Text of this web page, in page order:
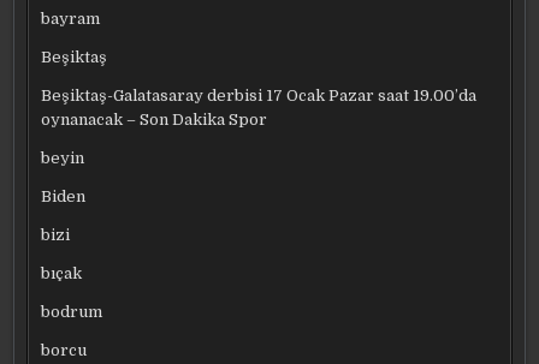
bayram
Beşiktaş
Beşiktaş-Galatasaray derbisi 17 Ocak Pazar saat 19.00’da
oynanacak – Son Dakika Spor
beyin
Biden
bizi
bıçak
bodrum
borcu